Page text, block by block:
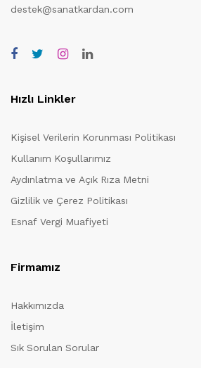
destek@sanatkardan.com
Hızlı Linkler
Kişisel Verilerin Korunması Politikası
Kullanım Koşullarımız
Aydınlatma ve Açık Rıza Metni
Gizlilik ve Çerez Politikası
Esnaf Vergi Muafiyeti
Firmamız
Hakkımızda
İletişim
Sık Sorulan Sorular